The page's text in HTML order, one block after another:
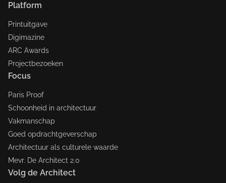
Platform
Printuitgave
Digimazine
ARC Awards
Projectbezoeken
Focus
Paris Proof
Schoonheid in architectuur
Vakmanschap
Goed opdrachtgeverschap
Architectuur als culturele waarde
Mevr. De Architect 2.0
Volg de Architect